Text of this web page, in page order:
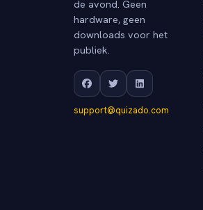
de avond. Geen
hardware, geen
downloads voor het
publiek.
support@quizado.com